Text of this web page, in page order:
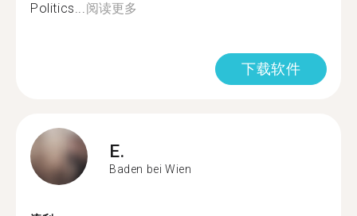
Politics...阅读更多
下载软件
E.
Baden bei Wien